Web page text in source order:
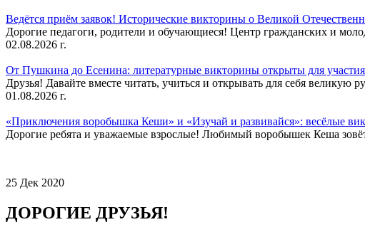
Ведётся приём заявок! Исторические викторины о Великой
Дорогие педагоги, родители и обучающиеся! Центр гражданских и
02.08.2026 г.
От Пушкина до Есенина: литературные викторины открыты для
Друзья! Давайте вместе читать, учиться и открывать для себя великую
01.08.2026 г.
«Приключения воробышка Кеши» и «Изучай и развивайся»: весёлые
Дорогие ребята и уважаемые взрослые! Любимый воробышек Кеша
25 Дек 2020
ДОРОГИЕ ДРУЗЬЯ!